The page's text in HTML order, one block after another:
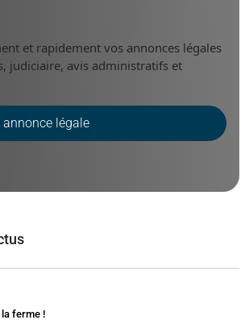
et rapidement vos annonces légales
judiciaire, avis administratifs et
légale
la ferme !